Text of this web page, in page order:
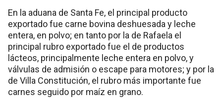
En la aduana de Santa Fe, el principal producto
exportado fue carne bovina deshuesada y leche
entera, en polvo; en tanto por la de Rafaela el
principal rubro exportado fue el de productos
lácteos, principalmente leche entera en polvo, y
válvulas de admisión o escape para motores; y por la
de Villa Constitución, el rubro más importante fue
carnes seguido por maíz en grano.